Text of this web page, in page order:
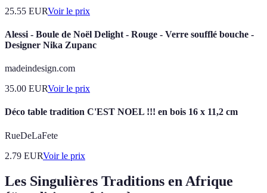
25.55 EURVoir le prix
Alessi - Boule de Noël Delight - Rouge - Verre soufflé bouche -
Designer Nika Zupanc
madeindesign.com
35.00 EURVoir le prix
Déco table tradition C'EST NOEL !!! en bois 16 x 11,2 cm
RueDeLaFete
2.79 EURVoir le prix
Les Singulières Traditions en Afrique